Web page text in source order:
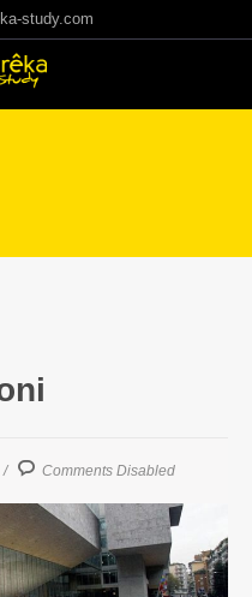
study.com
Comments Disabled